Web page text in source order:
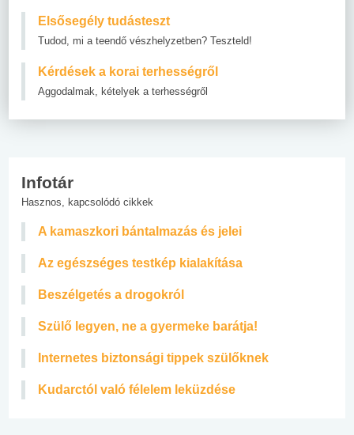
Elsősegély tudásteszt
Tudod, mi a teendő vészhelyzetben? Teszteld!
Kérdések a korai terhességről
Aggodalmak, kételyek a terhességről
Infotár
Hasznos, kapcsolódó cikkek
A kamaszkori bántalmazás és jelei
Az egészséges testkép kialakítása
Beszélgetés a drogokról
Szülő legyen, ne a gyermeke barátja!
Internetes biztonsági tippek szülőknek
Kudarctól való félelem leküzdése